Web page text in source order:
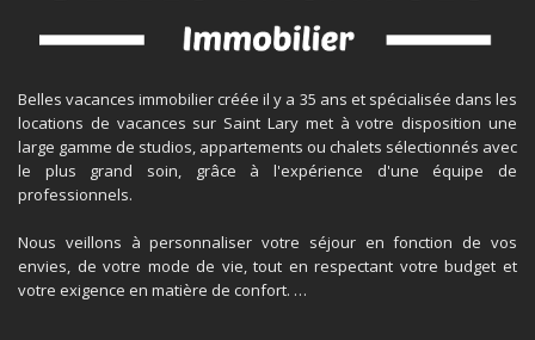
Belles vacances immobilier créée il y a 35 ans et spécialisée dans les
locations de vacances sur Saint Lary met à votre disposition une
large gamme de studios, appartements ou chalets sélectionnés avec
le plus grand soin, grâce à l'expérience d'une équipe de
professionnels.
Nous veillons à personnaliser votre séjour en fonction de vos
envies, de votre mode de vie, tout en respectant votre budget et
votre exigence en matière de confort. …